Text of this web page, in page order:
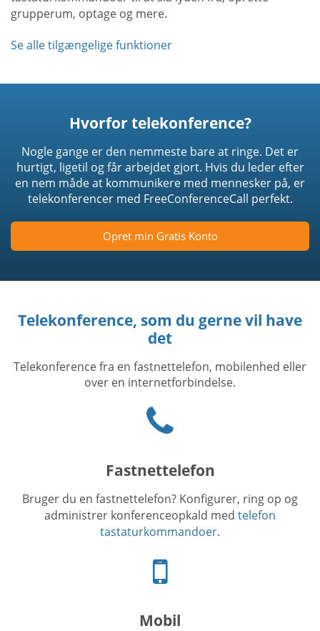
grupperum, optage og mere.
Se alle tilgængelige funktioner
Hvorfor telekonference?
Nogle gange er den nemmeste bare at ringe. Det er
hurtigt, ligetil og får arbejdet gjort. Hvis du leder efter
en nem måde at kommunikere med mennesker på, er
telekonferencer med FreeConferenceCall perfekt.
Opret min Gratis Konto
Telekonference, som du gerne vil have
det
Telekonference fra en fastnettelefon, mobilenhed eller
over en internetforbindelse.
icon
Fastnettelefon
Bruger du en fastnettelefon? Konfigurer, ring op og
administrer konferenceopkald med telefon
tastaturkommandoer.
Mobiltelefon
ikon
Mobil